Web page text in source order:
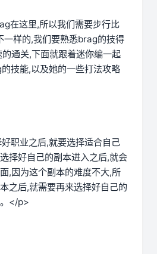
在这里,所以我们需要步行比
一样的,我们要熟悉brag的技得
通关,下面就跟着迷你编一起
技能,以及她的一些打法攻略
职业之后,就要选择适合自己
择好自己的副本进入之后,就会
,因为这个副本的难度不大,所
之后,就需要再来选择好自己的
</p>